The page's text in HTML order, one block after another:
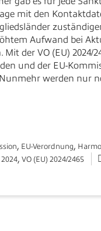
mit den
Aufwand bei
der VO (EU) 2024/
und der EU-
werden nur
, EU-Verordnung,
, VO (EU) 2024/2465